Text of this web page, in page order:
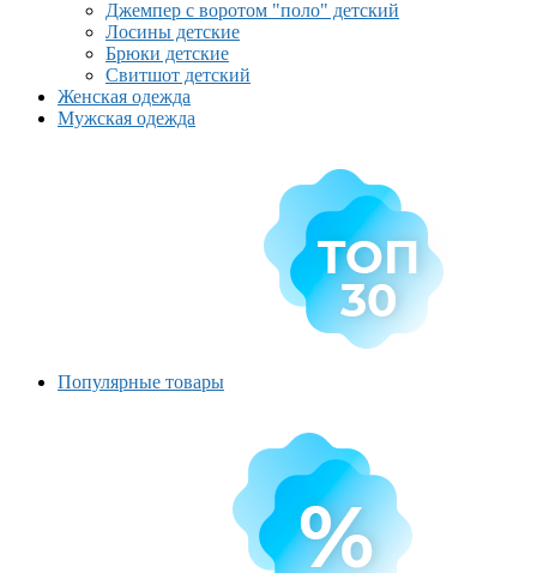
Джемпер с воротом "поло" детский
Лосины детские
Брюки детские
Свитшот детский
Женская одежда
Мужская одежда
Популярные товары